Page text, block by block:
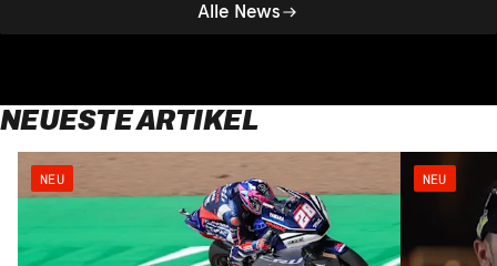
Alle News
NEUESTE ARTIKEL
NEU NEU